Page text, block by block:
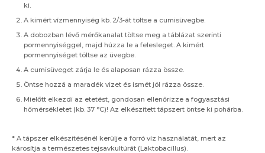
ki.
A kimért vízmennyiség kb. 2/3-át töltse a cumisüvegbe.
A dobozban lévő mérőkanalat töltse meg a táblázat szerinti
pormennyiséggel, majd húzza le a felesleget. A kimért
pormennyiséget töltse az üvegbe.
A cumisüveget zárja le és alaposan rázza össze.
Öntse hozzá a maradék vizet és ismét jól rázza össze.
Mielőtt elkezdi az etetést, gondosan ellenőrizze a fogyasztási
hőmérsékletet (kb. 37 °C)! Az elkészített tápszert öntse ki pohárba.
* A tápszer elkészítésénél kerülje a forró víz használatát, mert az
károsítja a természetes tejsavkultúrát (Laktobacillus).